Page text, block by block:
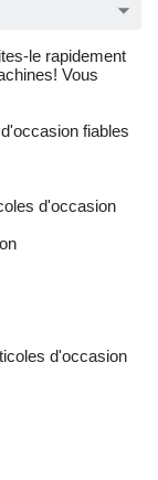
le rapidement
Vous
fiables
d'occasion
d'occasion